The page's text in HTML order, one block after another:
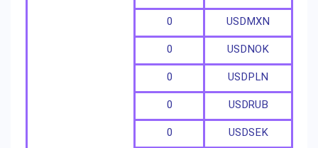
USDMXN
0
USDNOK
0
USDPLN
0
USDRUB
0
USDSEK
0